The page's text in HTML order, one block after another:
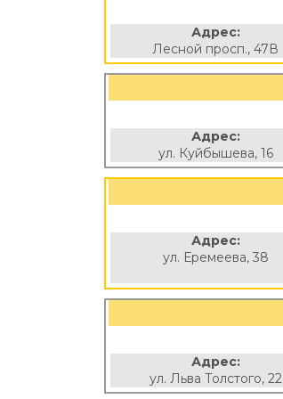
Адрес:
Лесной просп., 47В
Адрес:
ул. Куйбышева, 16
Адрес:
ул. Еремеева, 38
Адрес:
ул. Льва Толстого, 22